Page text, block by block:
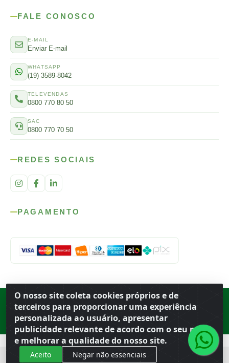
O nosso site coleta cookies próprios e de
terceiros para proporcionar uma experiência
personalizada ao usuário, apresentar
publicidade relevante de acordo com o seu perfil
e melhorar a qualidade do nosso site.
Aceito Negar não essenciais
FALE CONOSCO
E-MAIL
Enviar E-mail
WHATSAPP
(19) 3589-8042
TELEVENDAS
0800 770 80 50
SAC
0800 770 70 50
REDES SOCIAIS
PAGAMENTO
Porto Ferreira ·BR
13.669-899· CNPJ 56.679.863/0001-91
© 2026 Atacado Ideal